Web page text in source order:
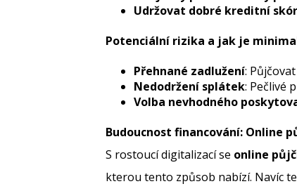
Udržovat dobré kreditní
Potenciální rizika a jak je
Přehnané zadlužení:
Nedodržení splátek: Pečlivé
Volba nevhodného
Budoucnost financování: Online
S rostoucí digitalizací se online
kterou tento způsob nabízí. Navíc